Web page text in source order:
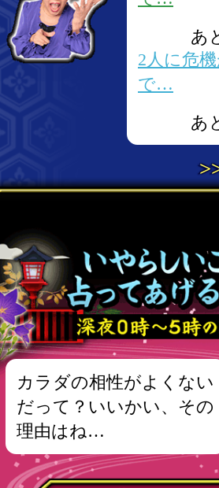
ご意見・ご要望
お問い合わせ
プレミアムコース解除
【d払い】プレミアムコース解除
【d払い】通常コース解除
©株式会社コンコース